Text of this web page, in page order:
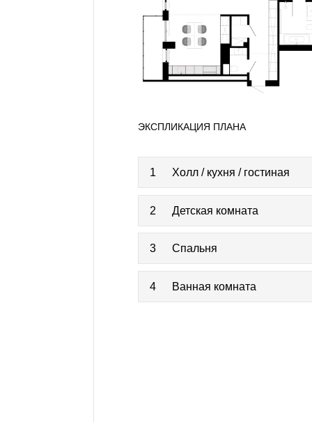
ЭКСПЛИКАЦИЯ ПЛАНА
1 Холл / кухня / гостиная
2 Детская комната
3 Спальня
4 Ванная комната